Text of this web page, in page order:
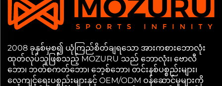
2008 ခုနှစ်မှစ၍ ယုံကြည်စိတ်ချရသော အားကစားဘောလုံး
ထုတ်လုပ်သူဖြစ်သည့် MOZURU သည် ဘောလုံး၊ ဗောလီ
ဘော၊ ဘတ်စကတ်ဘော၊ ဘေ့စ်ဘော၊ တင်းနစ်ပစ္စည်းများ၊
လေ့ကျင့်ရေးပစ္စည်းများနှင့် OEM/ODM ဝန်ဆောင်မှုများကို